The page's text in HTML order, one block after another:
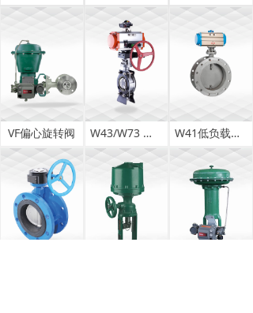
VF偏心旋转阀 W43/W73 偏心蝶阀 W41低负载蝶阀